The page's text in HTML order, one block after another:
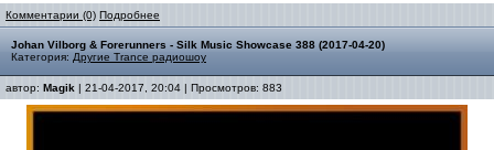
Комментарии (0) Подробнее
Johan Vilborg & Forerunners - Silk Music Showcase 388 (2017-04-20)
Категория: Другие Trance радиошоу
автор: Magik | 21-04-2017, 20:04 | Просмотров: 883